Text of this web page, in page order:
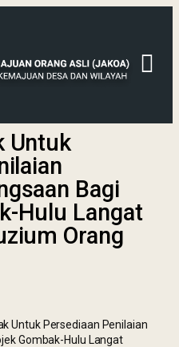
Untuk
Bagi
Hulu Langat
Orang
Untuk Persediaan Penilaian
Gombak-Hulu Langat